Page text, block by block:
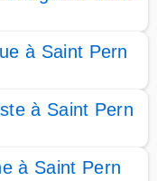
à Saint Pern
à Saint Pern
à Saint Pern